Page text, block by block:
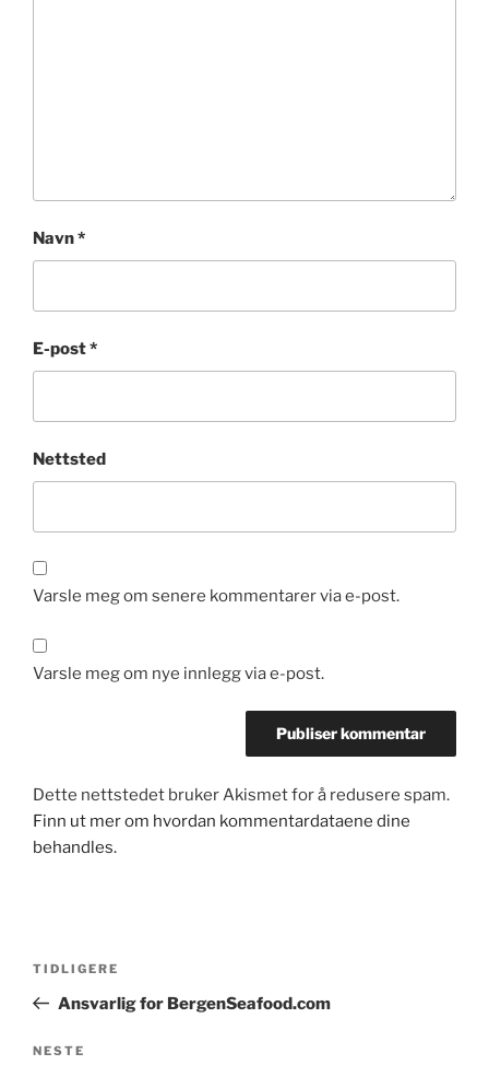
Navn*
E-post*
Nettsted
Varsle meg om senere kommentarer via e-post.
Varsle meg om nye innlegg via e-post.
Dette nettstedet bruker Akismet for å redusere spam.
Finn ut mer om hvordan kommentardataene dine
behandles.
Forrige
innlegg
TIDLIGERE
Ansvarlig for BergenSeafood.com
Neste
NESTE